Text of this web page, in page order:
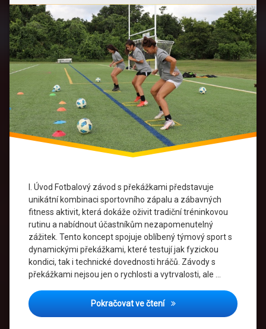
I. Úvod Fotbalový závod s překážkami představuje
unikátní kombinaci sportovního zápalu a zábavných
fitness aktivit, která dokáže oživit tradiční tréninkovou
rutinu a nabídnout účastníkům nezapomenutelný
zážitek. Tento koncept spojuje oblíbený týmový sport s
dynamickými překážkami, které testují jak fyzickou
kondici, tak i technické dovednosti hráčů. Závody s
překážkami nejsou jen o rychlosti a vytrvalosti, ale …
Pokračovat ve čteníFotbalový Závod s
Fotbalový
trénink
Fyzická
Kondice
Překážkový
běh
Skupinové
aktivity
Sportovní
akce
Sportovní
Události
Sportovní
výkony
Sportovní
výzvy
pro
Skupinu